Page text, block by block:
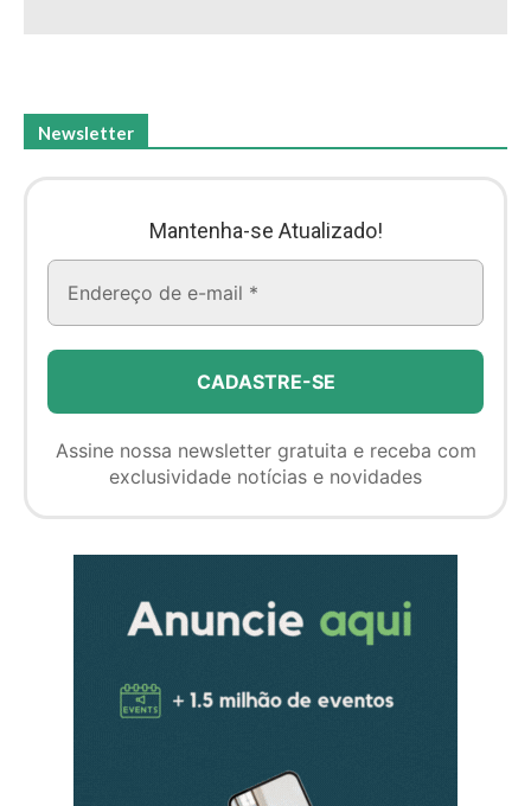
Newsletter
Mantenha-se Atualizado!
Assine nossa newsletter gratuita e receba com
exclusividade notícias e novidades